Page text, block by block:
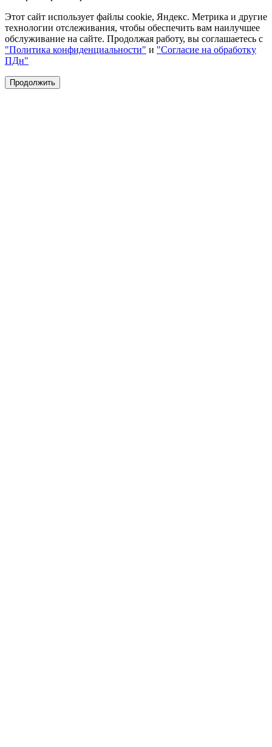
Этот сайт использует файлы cookie, Яндекс. Метрика и другие
технологии отслеживания, чтобы обеспечить вам наилучшее
обслуживание на сайте. Продолжая работу, вы соглашаетесь с
"Политика конфиденциальности" и "Согласие на обработку
ПДн"
Продолжить